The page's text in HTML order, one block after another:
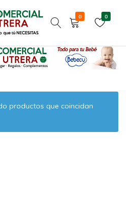
0 0
JUEGOS DE EXTERIOR
productos que coincidan